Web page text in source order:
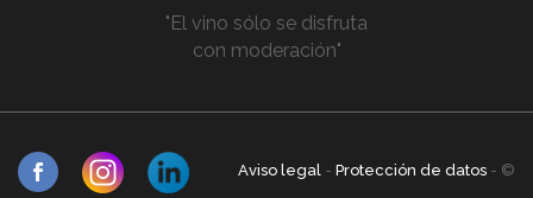
"El vino sólo se disfruta
con moderación"
Aviso legal - Protección de datos - ©